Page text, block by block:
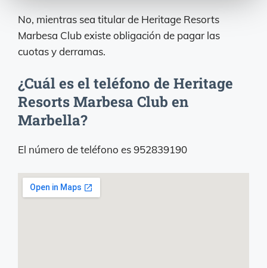
No, mientras sea titular de Heritage Resorts
Marbesa Club existe obligación de pagar las
cuotas y derramas.
¿Cuál es el teléfono de Heritage
Resorts Marbesa Club en
Marbella?
El número de teléfono es 952839190